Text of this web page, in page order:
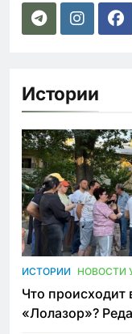
Истории
ИСТОРИИ НОВОСТИ
Что происходит
«Лолазор»?